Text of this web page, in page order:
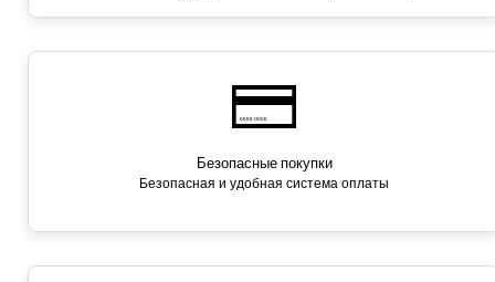
Безопасные покупки
Безопасная и удобная система оплаты